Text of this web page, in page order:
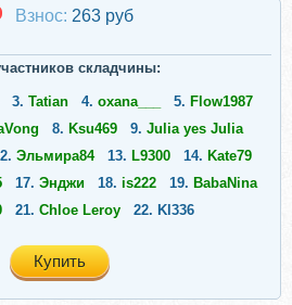
Взнос: 263 руб
складчины:
3. Tatian 4. oxana___ 5. Flow1987
8. Ksu469 9. Julia yes Julia
Эльмира84 13. L9300 14. Kate79
17. Энджи 18. is222 19. BabaNina
21. Chloe Leroy 22. Kl336
Купить